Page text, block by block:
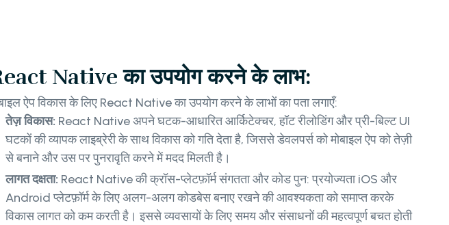
Native का उपयोग करने के लाभ:
ऐप विकास के लिए React Native का उपयोग करने के लाभों का पता लगाएँ:
तेज़ विकास: React Native अपने घटक-आधारित आर्किटेक्चर, हॉट रीलोडिंग और प्री-बिल्ट UI
घटकों की व्यापक लाइब्रेरी के साथ विकास को गति देता है, जिससे डेवलपर्स को मोबाइल ऐप को तेज़ी
से बनाने और उस पर पुनरावृति करने में मदद मिलती है।
लागत दक्षता: React Native की क्रॉस-प्लेटफ़ॉर्म संगतता और कोड पुन: प्रयोज्यता iOS और
Android प्लेटफ़ॉर्म के लिए अलग-अलग कोडबेस बनाए रखने की आवश्यकता को समाप्त करके
विकास लागत को कम करती है। इससे व्यवसायों के लिए समय और संसाधनों की महत्वपूर्ण बचत होती